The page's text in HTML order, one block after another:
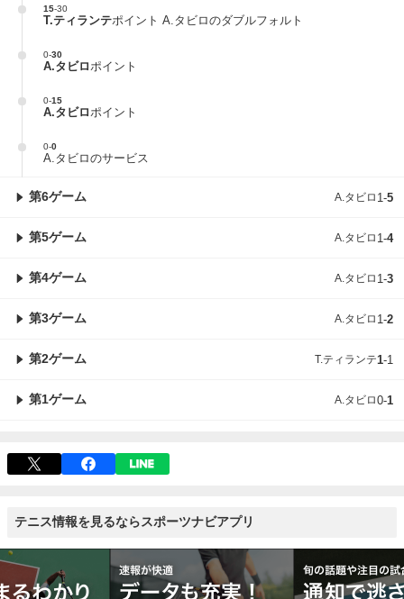
15-30
T.ティランテポイント A.タビロのダブルフォルト
0-30
A.タビロポイント
0-15
A.タビロポイント
0-0
A.タビロのサービス
第6ゲーム A.タビロ 1-5
第5ゲーム A.タビロ 1-4
第4ゲーム A.タビロ 1-3
第3ゲーム A.タビロ 1-2
第2ゲーム T.ティランテ1-1
第1ゲーム A.タビロ0-1
テニス情報を見るならスポーツナビアプリ